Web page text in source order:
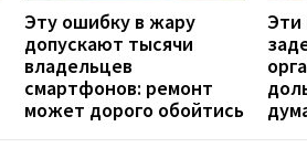
Эту ошибку в жару
допускают тысячи
владельцев
смартфонов: ремонт
может дорого обойтись
Эти